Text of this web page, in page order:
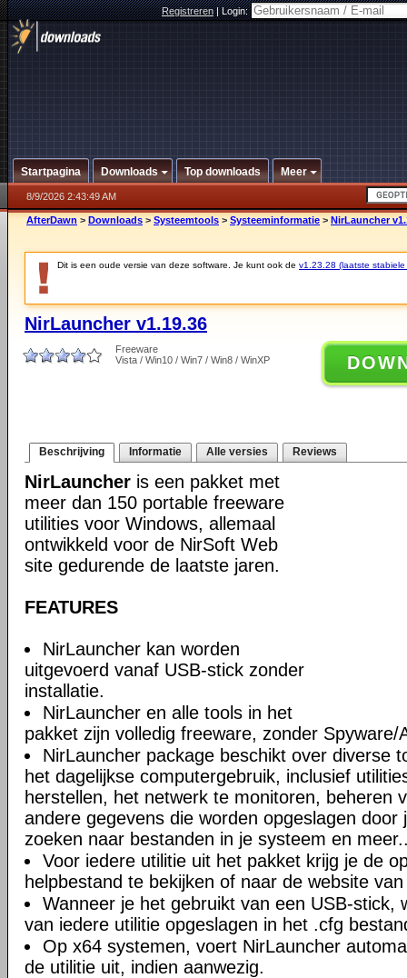
Registreren|Login:
Startpagina Downloads Top downloads Meer
8/9/2026 2:43:49 AM
AfterDawn > Downloads > Systeemtools > Systeeminformatie > NirLauncher
Dit is een oude versie van deze software. Je kunt ook de v1.23.28 (laatste stabiele
NirLauncher v1.19.36
Freeware
Vista / Win10 / Win7 / Win8 / WinXP
Beschrijving Informatie Alle versies Reviews
NirLauncher is een pakket met
meer dan 150 portable freeware
utilities voor Windows, allemaal
ontwikkeld voor de NirSoft Web
site gedurende de laatste jaren.
FEATURES
NirLauncher kan worden
uitgevoerd vanaf USB-stick zonder
installatie.
NirLauncher en alle tools in het
pakket zijn volledig freeware, zonder Spyware/
NirLauncher package beschikt over diverse
het dagelijkse computergebruik, inclusief
herstellen, het netwerk te monitoren, beheren
andere gegevens die worden opgeslagen door
zoeken naar bestanden in je systeem en
Voor iedere utilitie uit het pakket krijg je de
helpbestand te bekijken of naar de website
Wanneer je het gebruikt van een USB-stick,
van iedere utilitie opgeslagen in het .cfg
Op x64 systemen, voert NirLauncher
de utilitie uit, indien aanwezig.